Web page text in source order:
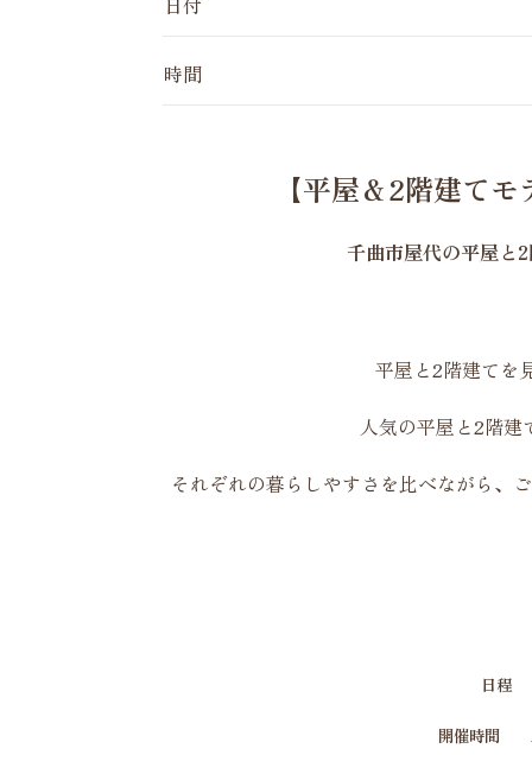
時間
【平屋＆2階建て
千曲市屋代の平屋と
平屋と2階建てを
人気の平屋と2階
それぞれの暮らしやすさを比べながら、
日程
開催時間